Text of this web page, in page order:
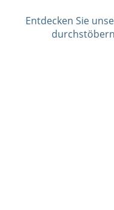
Entdecken Sie